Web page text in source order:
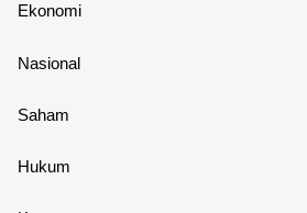
Ekonomi
Nasional
Saham
Hukum